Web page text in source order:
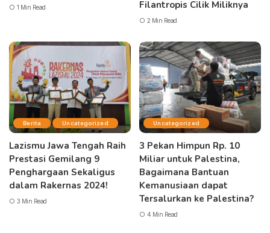
1 Min Read
Filantropis Cilik Miliknya
2 Min Read
Berita Uncategorized
Lazismu Jawa Tengah Raih
Prestasi Gemilang 9
Penghargaan Sekaligus
dalam Rakernas 2024!
3 Min Read
Uncategorized
3 Pekan Himpun Rp. 10
Miliar untuk Palestina,
Bagaimana Bantuan
Kemanusiaan dapat
Tersalurkan ke Palestina?
4 Min Read